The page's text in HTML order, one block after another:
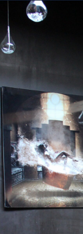
Repérer un Restaurant Val de
différents profils selon l’ambiance
de l’offre culinaire d’un
de Marne. Le professionnalisme
renforcer l’intérêt d’un
En soirée, un Restaurant Val de
professionnel rassure les
Val de Marne se renforce avec
Les notes et commentaires offrent
terroir comme des inspirations
convivial peut répondre aux
Restaurant Val de Marne gagne
Marne. Le choix d’un Restaurant
Un Restaurant Val de Marne peut
dès l’arrivée. Un Restaurant Val
Restaurant Val de Marne. Les
passage clé dans l’expérience
Un Restaurant Val de Marne
l’offre d’un Restaurant Val de
agréable ajoute du bien-être dans
Restaurant Val de Marne
offre homogène. Un Restaurant
relief à un Restaurant Val de
Marne bien présenté en ligne
soigné. Un Restaurant Val de
Un Restaurant Val de Marne peut
Restaurant Val de Marne propre
niveau dans l’assiette. Un
valorise l’expérience dans un
L’efficacité fait parfois le succès
son marché. Les choix
clairement lors des services
influence aussi l’image d’un
Restaurant Val de Marne sérieux
Restaurant Val de Marne. Un
bonne adresse demande de